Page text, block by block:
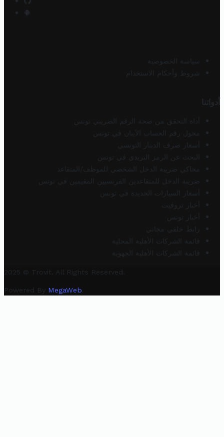
سياسة الخصوصية
شروط وأحكام الاستخدام
أدواتنا
أداة التحقق من صحة الرقم الضريبي تونس
محول رقم الحساب الآيبان في تونس
أسعار صرف الدينار التونسي
البحث عن الرمز البريدي في تونس
محاكي ضريبة الدخل الشخصي للموظف/المتقاعد
ضريبة الدخل للمتقاعدين الفرنسيين المقيمين في تونس
أسعار السيارات الجديدة في تونس
أخبار تروفيت
أخبار تونس
رابط خلفي مجاني
قائمة الشركات الأهلية المحلية
قائمة الشركات الأهلية الجهوية
2025 © Trovit. All Rights Reserved.
Powered By MegaWeb